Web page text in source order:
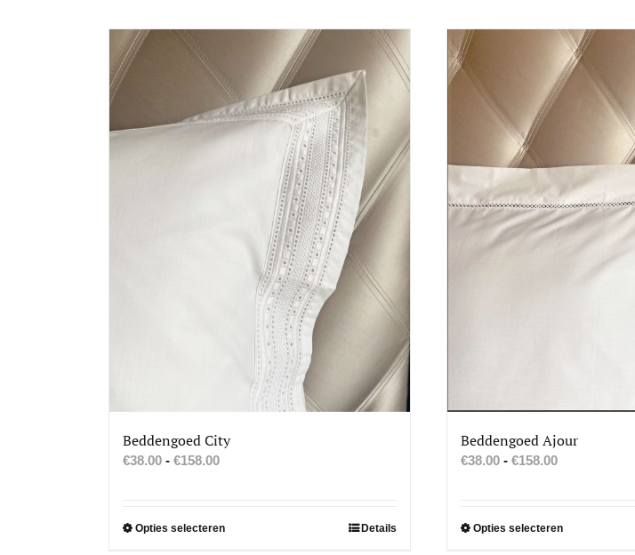
Beddengoed City
€38.00 - €158.00Prijsklasse:
Opties selecterenDit
Details
Beddengoed Ajour
€38.00 - €158.00Prijsklasse:
Opties selecterenDit